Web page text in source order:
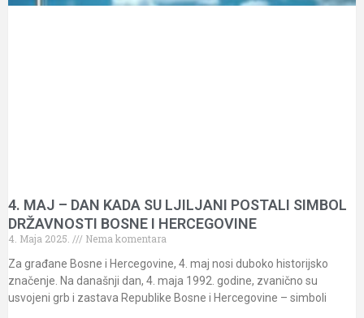
4. MAJ – DAN KADA SU LJILJANI POSTALI SIMBOL
DRŽAVNOSTI BOSNE I HERCEGOVINE
4. Maja 2025.
Nema komentara
Za građane Bosne i Hercegovine, 4. maj nosi duboko historijsko
značenje. Na današnji dan, 4. maja 1992. godine, zvanično su
usvojeni grb i zastava Republike Bosne i Hercegovine – simboli